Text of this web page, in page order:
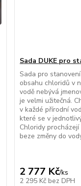
Sada DUKE pro
Sada pro
obsahu chloridů v
vodě nebývá
je velmi užitečná.
v každé přírodní
které se v
Chloridy
beze změny do
2 777 Kč/ks
2 295 Kč bez DPH